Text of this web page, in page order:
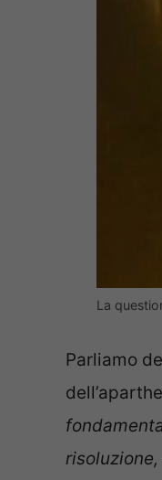
La
Parliamo
risoluzione,